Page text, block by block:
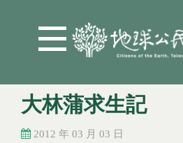
大林蒲求生記
2012 年 03 月 03 日